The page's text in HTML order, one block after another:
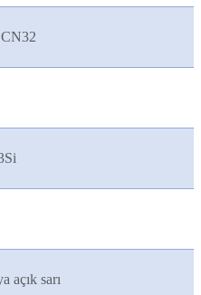
açık sarı